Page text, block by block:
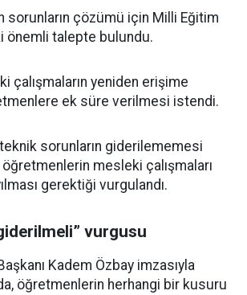
sorunların çözümü için Milli Eğitim
önemli talepte bulundu.
çalışmaların yeniden erişime
ek süre verilmesi istendi.
sorunların giderilememesi
mesleki çalışmaları
gerektiği vurgulandı.
vurgusu
Kadem Özbay imzasıyla
öğretmenlerin herhangi bir kusuru